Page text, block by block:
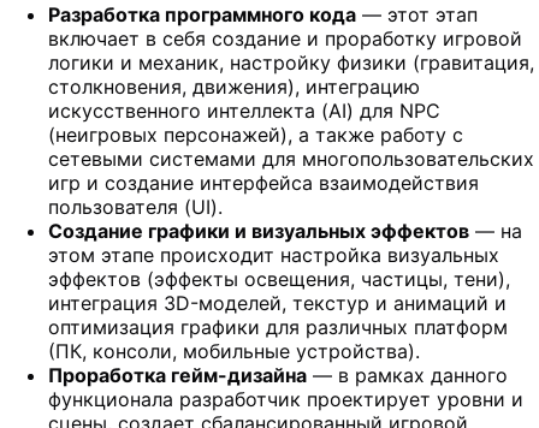
Разработка программного кода — этот этап
включает в себя создание и проработку игровой
логики и механик, настройку физики (гравитация,
столкновения, движения), интеграцию
искусственного интеллекта (AI) для NPC
(неигровых персонажей), а также работу с
сетевыми системами для многопользовательских
игр и создание интерфейса взаимодействия
пользователя (UI).
Создание графики и визуальных эффектов — на
этом этапе происходит настройка визуальных
эффектов (эффекты освещения, частицы, тени),
интеграция 3D-моделей, текстур и анимаций и
оптимизация графики для различных платформ
(ПК, консоли, мобильные устройства).
Проработка гейм-дизайна — в рамках данного
функционала разработчик проектирует уровни и
сцены, создает сбалансированный игровой